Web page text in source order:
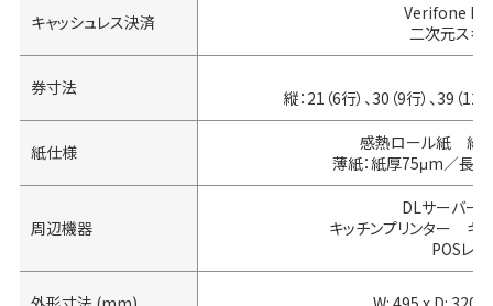
キャッシュレス決済
Verifone
二次元スキ
券寸法 縦：21（6行）、30（9行）、39（
紙仕様
感熱ロール紙
薄紙：紙厚75μm／長
周辺機器
DLサーバー
キッチンプリンター キ
POSレ